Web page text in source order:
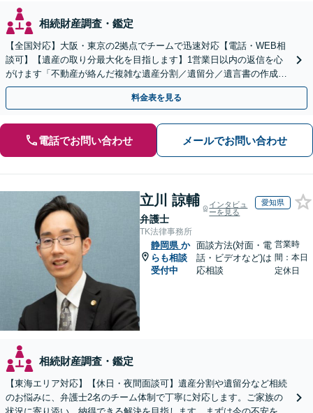
相続財産調査・鑑定
【全国対応】大阪・東京の2拠点でチームで迅速対応【電話・WEB相
談可】【遺産の取り分最大化を目指します】1営業日以内の返信を心
がけます「不動産が絡んだ複雑な遺産分割／遺留分／遺言書の作成・
執行／事業承継など、お任せください」【休日相談あり】
料金表を見る
電話でお問い合わせ メールでお問い合わせ
立川 諒輔
弁護士
インタビュ
ーを見る
愛知県
TK法律事務所
静岡県 か
らも相談
受付中
面談方法(対面・電
話・ビデオなど)は
応相談
営業時
間：本日
定休日
相続財産調査・鑑定
【東海エリア対応】【休日・夜間面談可】遺産分割や遺留分など相続
のお悩みに、弁護士2名のチーム体制で丁寧に対応します。ご家族の